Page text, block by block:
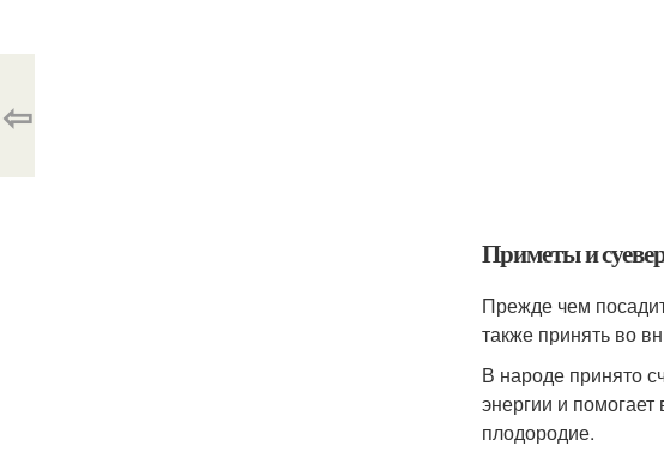
Приметы и
Прежде чем
также принять во
В народе принято
энергии и
плодородие.
⇦